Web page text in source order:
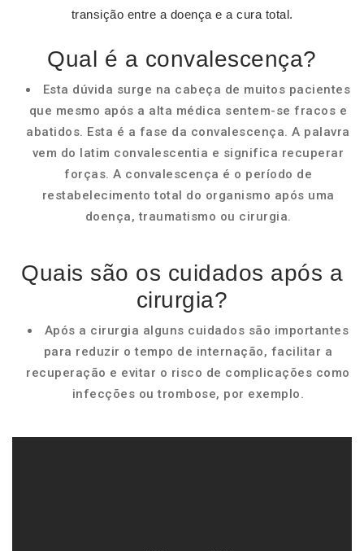
transição entre a doença e a cura total.
Qual é a convalescença?
Esta dúvida surge na cabeça de muitos pacientes
que mesmo após a alta médica sentem-se fracos e
abatidos. Esta é a fase da convalescença. A palavra
vem do latim convalescentia e significa recuperar
forças. A convalescença é o período de
restabelecimento total do organismo após uma
doença, traumatismo ou cirurgia.
Quais são os cuidados após a
cirurgia?
Após a cirurgia alguns cuidados são importantes
para reduzir o tempo de internação, facilitar a
recuperação e evitar o risco de complicações como
infecções ou trombose, por exemplo.